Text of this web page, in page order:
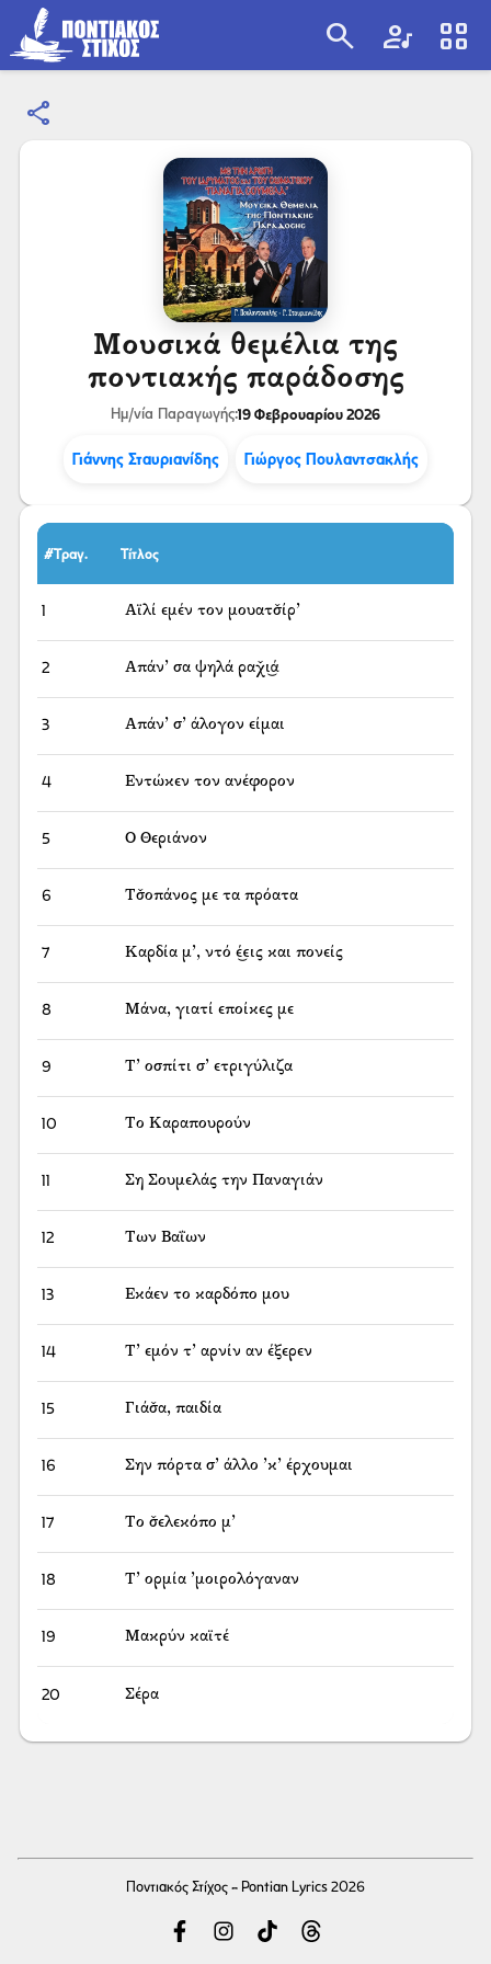
search artist view_cozy
share
Μουσικά θεμέλια της
ποντιακής παράδοσης
Ημ/νία Παραγωγής:19 Φεβρουαρίου 2026
Γιάννης Σταυριανίδης Γιώργος Πουλαντσακλής
#Τραγ. Τίτλος
1 Αϊλί εμέν τον μουατσ̌ίρ’
2 Απάν’ σα ψηλά ραχ̌ι͜ά
3 Απάν’ σ’ άλογον είμαι
4 Εντώκεν τον ανέφορον
5 Ο Θεριάνον
6 Τσ̌οπάνος με τα πρόατα
7 Καρδία μ’, ντό έ͜εις και πονείς
8 Μάνα, γιατί εποίκες με
9 Τ’ οσπίτι σ’ ετριγύλιζα
10 Το Καραπουρούν
11 Ση Σουμελάς την Παναγιάν
12 Των Βαΐων
13 Εκάεν το καρδόπο μου
14 Τ’ εμόν τ’ αρνίν αν έξερεν
15 Γιάσ̌α, παιδία
16 Σην πόρτα σ’ άλλο ’κ’ έρχουμαι
17 Το σ̌ελεκόπο μ’
18 Τ’ ορμία ’μοιρολόγαναν
19 Μακρύν καϊτέ
20 Σέρα
Ποντιακός Στίχος - Pontian Lyrics 2026